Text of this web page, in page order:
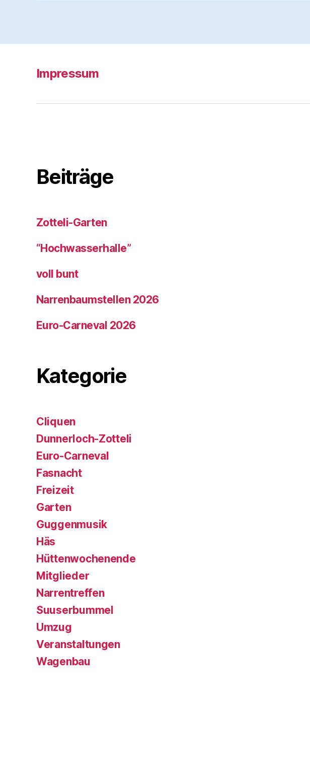
Impressum
Beiträge
Zotteli-Garten
“Hochwasserhalle”
voll bunt
Narrenbaumstellen 2026
Euro-Carneval 2026
Kategorie
Cliquen
Dunnerloch-Zotteli
Euro-Carneval
Fasnacht
Freizeit
Garten
Guggenmusik
Häs
Hüttenwochenende
Mitglieder
Narrentreffen
Suuserbummel
Umzug
Veranstaltungen
Wagenbau